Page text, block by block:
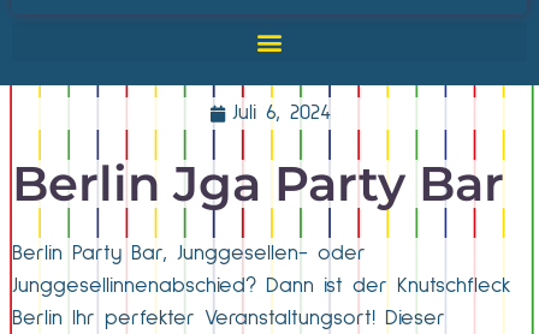
Juli 6, 2024
Berlin Jga Party Bar
Berlin Party Bar, Junggesellen- oder
Junggesellinnenabschied? Dann ist der Knutschfleck
Berlin Ihr perfekter Veranstaltungsort! Dieser